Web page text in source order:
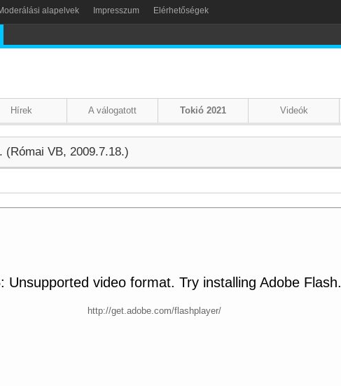
alapelvek Impresszum Elérhetőségek
Hírek A válogatott Tokió 2021 Videók
(Római VB, 2009.7.18.)
Unsupported video format. Try installing Adobe Flash.
http://get.adobe.com/flashplayer/